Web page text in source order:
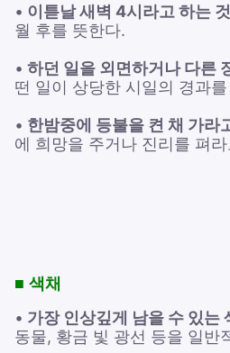
• 이튿날 새벽 4시라고 하는
월 후를 뜻한다.
• 하던 일을 외면하거나 다른
떤 일이 상당한 시일의 경과
• 한밤중에 등불을 켠 채 가라
에 희망을 주거나 진리를 펴
■ 색채
• 가장 인상깊게 남을 수 있는
동물, 황금 빛 광선 등을 일반